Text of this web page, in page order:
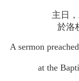
主日
於洛
A sermon
at the